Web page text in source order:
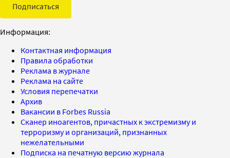
Подписаться
Информация:
Контактная информация
Правила обработки
Реклама в журнале
Реклама на сайте
Условия перепечатки
Архив
Вакансии в Forbes Russia
Сканер иноагентов, причастных к экстремизму и
терроризму и организаций, признанных
нежелательными
Подписка на печатную версию журнала